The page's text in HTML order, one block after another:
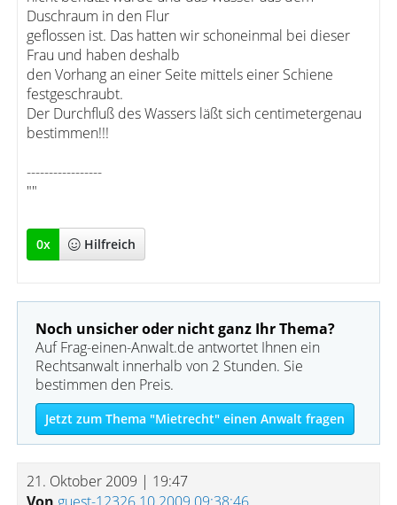
Duschraum in den Flur
geflossen ist. Das hatten wir schoneinmal bei dieser
Frau und haben deshalb
den Vorhang an einer Seite mittels einer Schiene
festgeschraubt.
Der Durchfluß des Wassers läßt sich centimetergenau
bestimmen!!!
-----------------
""
0x Hilfreich
Noch unsicher oder nicht ganz Ihr Thema?
Auf Frag-einen-Anwalt.de antwortet Ihnen ein
Rechtsanwalt innerhalb von 2 Stunden. Sie
bestimmen den Preis.
Jetzt zum Thema "Mietrecht" einen Anwalt fragen
21. Oktober 2009 | 19:47